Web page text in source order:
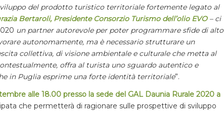
del prodotto turistico territoriale fortemente legato al
Bertaroli, Presidente Consorzio Turismo dell’olio EVO – ci
un partner autorevole per poter programmare sfide di alto
autonomamente, ma è necessario strutturare un
collettiva, di visione ambientale e culturale che metta al
offra al turista uno sguardo autentico e
in Puglia esprime una forte identità territoriale”.
alle 18.00 presso la sede del GAL Daunia Rurale 2020 a
che permetterà di ragionare sulle prospettive di sviluppo